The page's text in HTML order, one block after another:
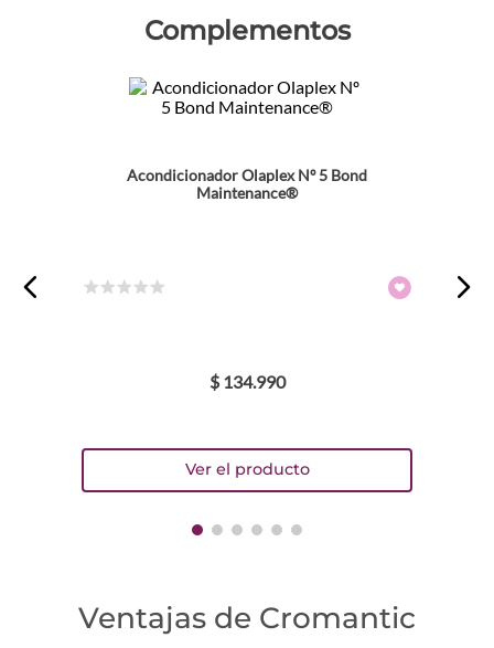
Complementos
Acondicionador Olaplex Nº 5 Bond
Maintenance®
$ 134.990
Ventajas de Cromantic